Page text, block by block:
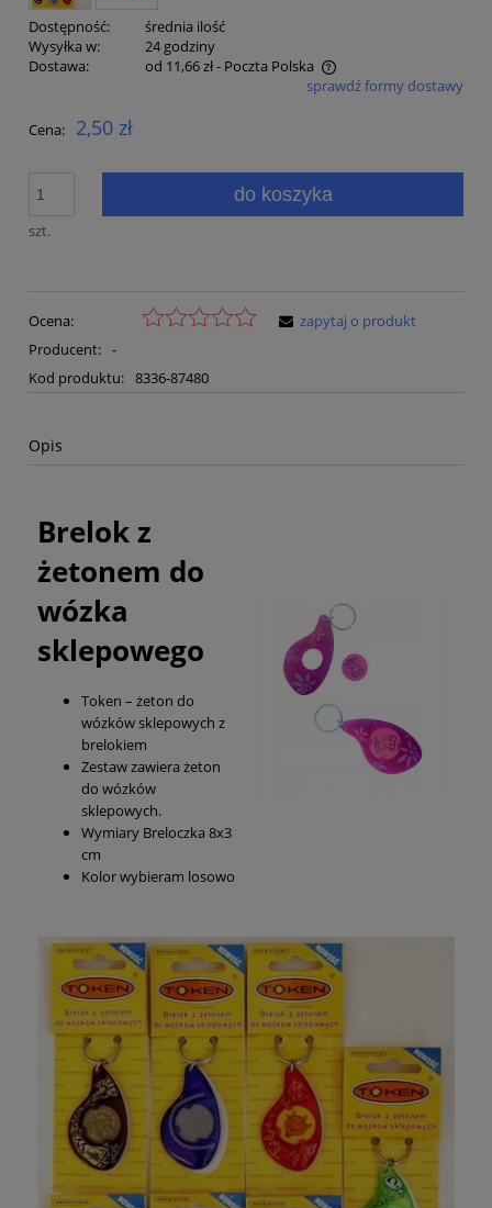
Dostępność:
średnia ilość
Wysyłka w:
24 godziny
Dostawa:
od 11,66 zł- Poczta Polska
Cena nie zawiera ewentualnych kosztów płatnościsprawdź formy dostawy
Cena: 2,50 zł
szt.
do koszyka
Ocena:
Producent: -
Kod produktu: 8336-87480
zapytaj o produkt
Opis
Brelok z
żetonem do
wózka
sklepowego
Token – żeton do
wózków sklepowych z
brelokiem
Zestaw zawiera żeton
do wózków
sklepowych.
Wymiary Breloczka 8x3
cm
Kolor wybieram losowo